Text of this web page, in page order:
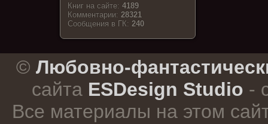
Книг на сайте:4189
Комментарии:28321
Cообщения в ГК:240
© Любовно-
сайта ESDesign Studio -
Все материалы на этом